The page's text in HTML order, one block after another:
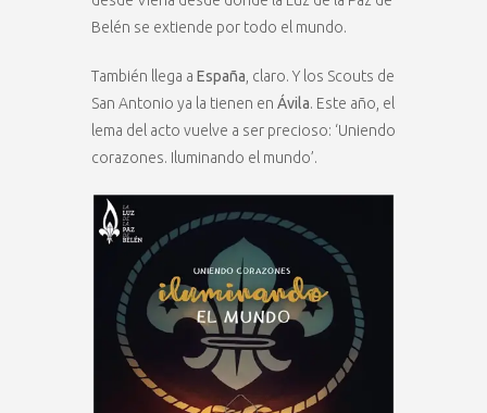
Belén se extiende por todo el mundo.
También llega a España , claro. Y los Scouts de
San Antonio ya la tienen en Ávila. Este año, el
lema del acto vuelve a ser precioso: ‘Uniendo
corazones. Iluminando el mundo’.